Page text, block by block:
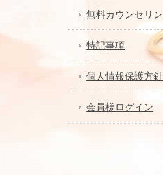
無料カウンセリ
特記事項
個人情報保護方針
会員様ログイン